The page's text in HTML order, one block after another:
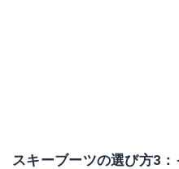
スキーブーツの選び方3